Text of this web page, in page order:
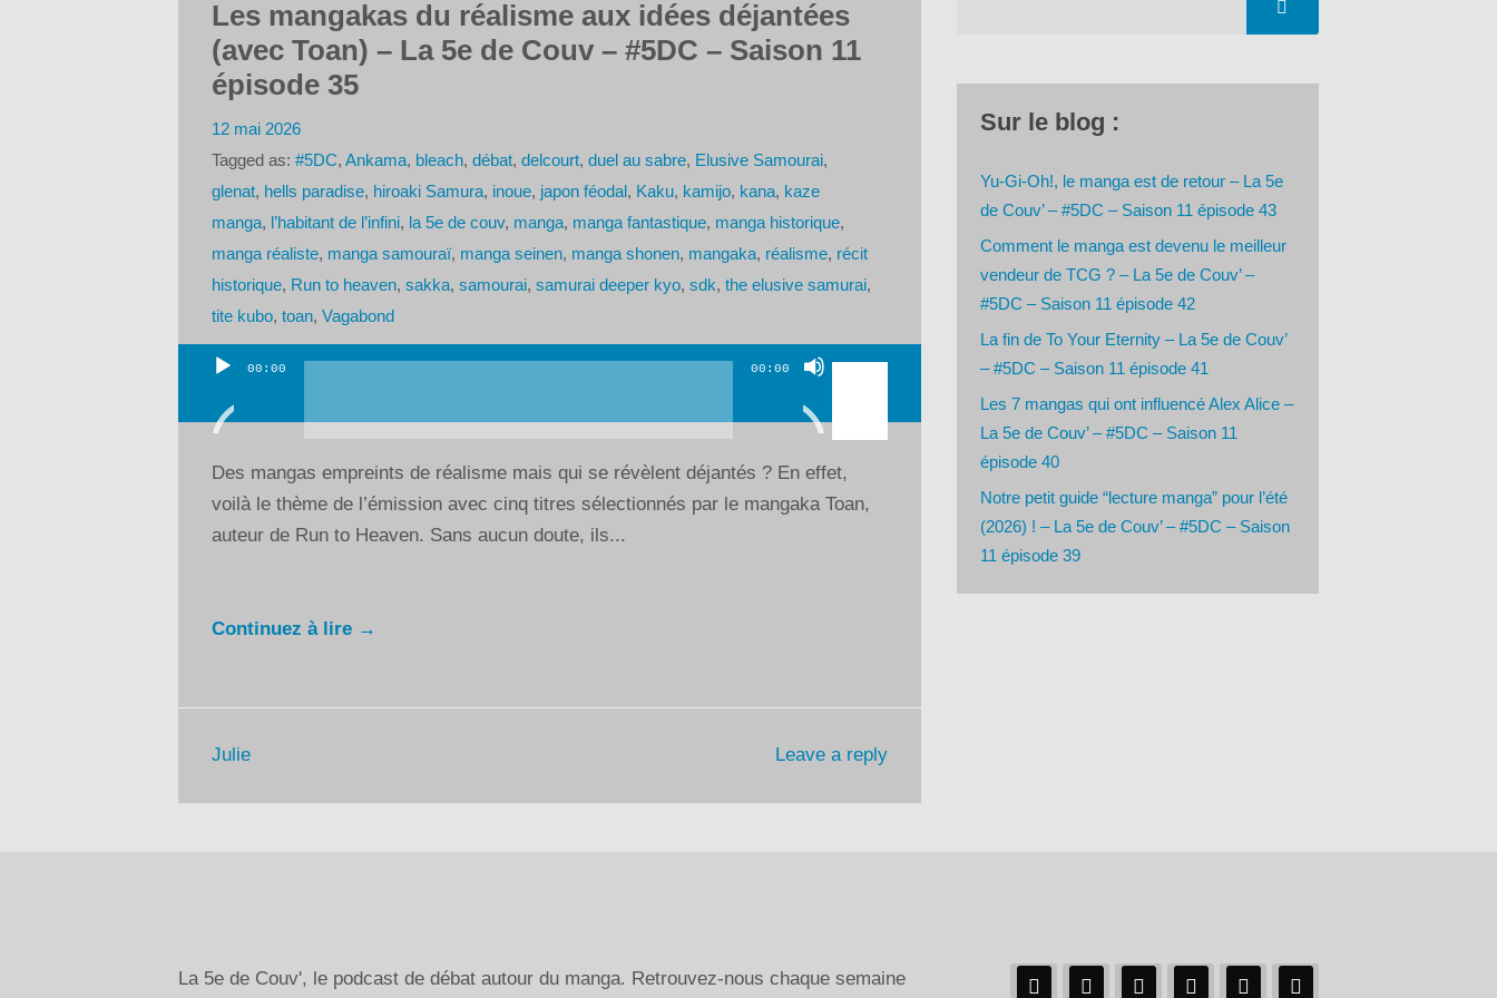
Les mangakas du réalisme aux idées déjantées
(avec Toan) – La 5e de Couv – #5DC – Saison 11
épisode 35
12 mai 2026
Tagged as: #5DC, Ankama, bleach, débat, delcourt, duel au sabre, Elusive Samourai,
glenat, hells paradise, hiroaki Samura, inoue, japon féodal, Kaku, kamijo, kana, kaze
manga, l’habitant de l’infini, la 5e de couv, manga, manga fantastique, manga historique,
manga réaliste, manga samouraï, manga seinen, manga shonen, mangaka, réalisme, récit
historique, Run to heaven, sakka, samourai, samurai deeper kyo, sdk, the elusive samurai,
tite kubo, toan, Vagabond
Lecteur
audio
00:00 00:00
Utilisez
flèches
pour
augmenter
Des mangas empreints de réalisme mais qui se révèlent déjantés ? En effet,
voilà le thème de l’émission avec cinq titres sélectionnés par le mangaka Toan,
auteur de Run to Heaven. Sans aucun doute, ils...
Continuez à lire →
Leave a reply
Julie
Sur le blog :
Yu-Gi-Oh!, le manga est de retour – La 5e
de Couv’ – #5DC – Saison 11 épisode 43
Comment le manga est devenu le meilleur
vendeur de TCG ? – La 5e de Couv’ –
#5DC – Saison 11 épisode 42
La fin de To Your Eternity – La 5e de Couv’
– #5DC – Saison 11 épisode 41
Les 7 mangas qui ont influencé Alex Alice –
La 5e de Couv’ – #5DC – Saison 11
épisode 40
Notre petit guide “lecture manga” pour l’été
(2026) ! – La 5e de Couv’ – #5DC – Saison
11 épisode 39
La 5e de Couv', le podcast de débat autour du manga. Retrouvez-nous chaque semaine